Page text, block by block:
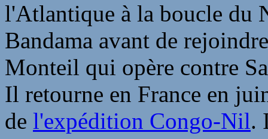
l'Atlantique à la boucle du
Bandama avant de
Monteil qui opère contre
Il retourne en France en
de l'expédition Congo-Nil.